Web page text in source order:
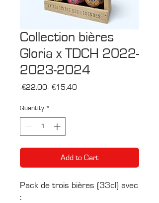
Collection bières
Gloria x TDCH 2022-
2023-2024
€22.00 Regular
€15.40
Quantity *
Add to Cart
Pack de trois bières (33cl) avec
: